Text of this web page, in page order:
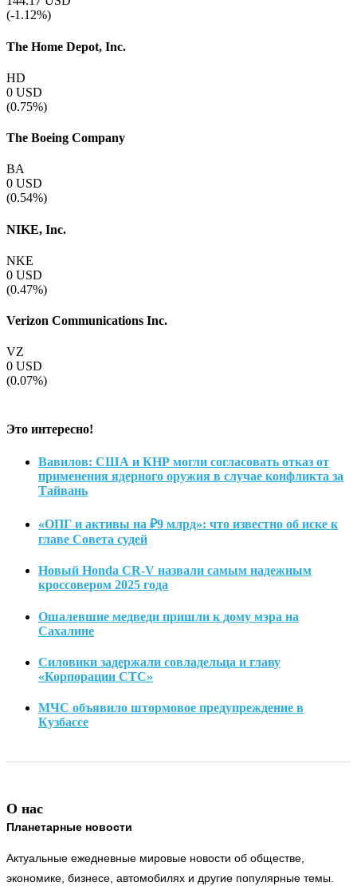
(-1.12%)
The Home Depot, Inc.
HD
0 USD
(0.75%)
The Boeing Company
BA
0 USD
(0.54%)
NIKE, Inc.
NKE
0 USD
(0.47%)
Verizon Communications Inc.
VZ
0 USD
(0.07%)
Это интересно!
Вавилов: США и КНР могли согласовать отказ от
применения ядерного оружия в случае конфликта за
Тайвань
«ОПГ и активы на ₽9 млрд»: что известно об иске к
главе Совета судей
Новый Honda CR-V назвали самым надежным
кроссовером 2025 года
Ошалевшие медведи пришли к дому мэра на
Сахалине
Силовики задержали совладельца и главу
«Корпорации СТС»
МЧС объявило штормовое предупреждение в
Кузбассе
О нас
Планетарные новости
Актуальные ежедневные мировые новости об обществе,
экономике, бизнесе, автомобилях и другие популярные темы.